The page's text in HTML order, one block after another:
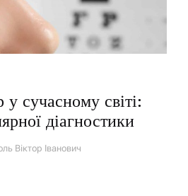
у сучасному світі:
діагностики
Віктор Іванович